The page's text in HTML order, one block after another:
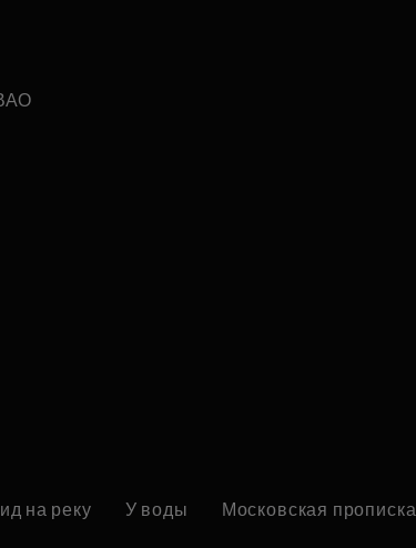
на реку У воды Московская прописка